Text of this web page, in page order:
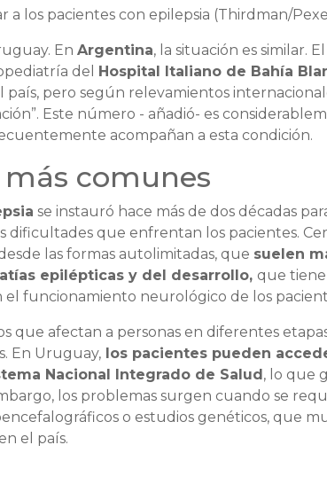
a los pacientes con epilepsia (Thirdman/
En Argentina, la situación es similar. El
del Hospital Italiano de Bahía
pero según relevamientos
Este número - añadió- es
acompañan a esta condición.
comunes
se instauró hace más de dos décadas
dificultades que enfrentan los pacientes.
las formas autolimitadas, que suelen
epilépticas y del desarrollo, que
funcionamiento neurológico de los
que afectan a personas en diferentes
En Uruguay, los pacientes pueden
Nacional Integrado de Salud, lo que
los problemas surgen cuando se
o estudios genéticos, que
el país.